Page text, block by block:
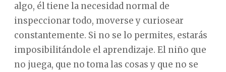
algo, él tiene la necesidad normal de
inspeccionar todo, moverse y curiosear
constantemente. Si no se lo permites, estarás
imposibilitándole el aprendizaje. El niño que
no juega, que no toma las cosas y que no se